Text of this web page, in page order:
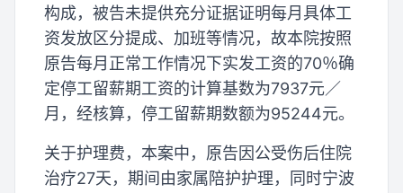
构成，被告未提供充分证据证明每月具体工
资发放区分提成、加班等情况，故本院按照
原告每月正常工作情况下实发工资的70％确
定停工留薪期工资的计算基数为7937元／
月，经核算，停工留薪期数额为95244元。
关于护理费，本案中，原告因公受伤后住院
治疗27天，期间由家属陪护护理，同时宁波